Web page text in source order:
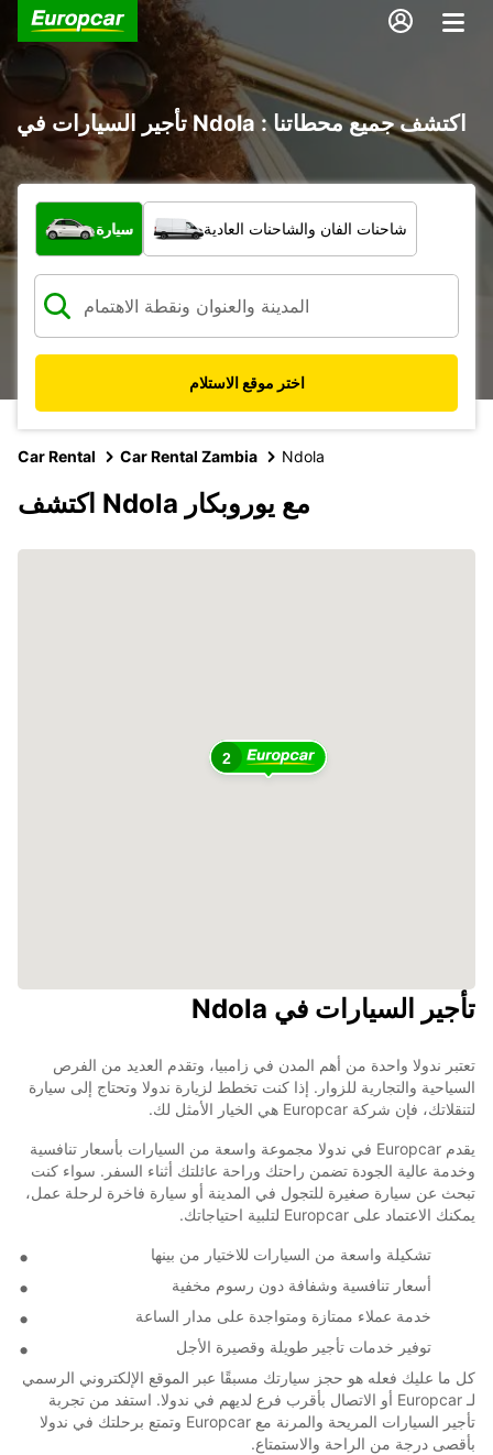
تأجير السيارات في Ndola : اكتشف جميع محطاتنا
ما نوع المركبة؟
سيارة شاحنات الفان والشاحنات العادية
اختر موقع الاستلام
Car Rental Car Rental Zambia Ndola
اكتشف Ndola مع يوروبكار
2
تأجير السيارات في Ndola
تعتبر ندولا واحدة من أهم المدن في زامبيا، وتقدم العديد من الفرص
السياحية والتجارية للزوار. إذا كنت تخطط لزيارة ندولا وتحتاج إلى سيارة
لتنقلاتك، فإن شركة Europcar هي الخيار الأمثل لك.
يقدم Europcar في ندولا مجموعة واسعة من السيارات بأسعار تنافسية
وخدمة عالية الجودة تضمن راحتك وراحة عائلتك أثناء السفر. سواء كنت
تبحث عن سيارة صغيرة للتجول في المدينة أو سيارة فاخرة لرحلة عمل،
يمكنك الاعتماد على Europcar لتلبية احتياجاتك.
تشكيلة واسعة من السيارات للاختيار من بينها
أسعار تنافسية وشفافة دون رسوم مخفية
خدمة عملاء ممتازة ومتواجدة على مدار الساعة
توفير خدمات تأجير طويلة وقصيرة الأجل
كل ما عليك فعله هو حجز سيارتك مسبقًا عبر الموقع الإلكتروني الرسمي
لـ Europcar أو الاتصال بأقرب فرع لديهم في ندولا. استفد من تجربة
تأجير السيارات المريحة والمرنة مع Europcar وتمتع برحلتك في ندولا
بأقصى درجة من الراحة والاستمتاع.